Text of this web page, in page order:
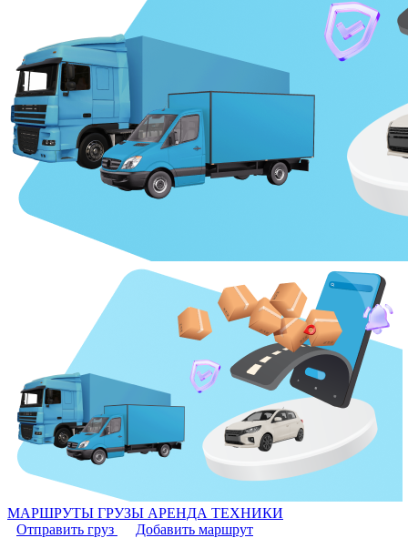
МАРШРУТЫ ГРУЗЫ АРЕНДА ТЕХНИКИ
Отправить груз
Добавить маршрут